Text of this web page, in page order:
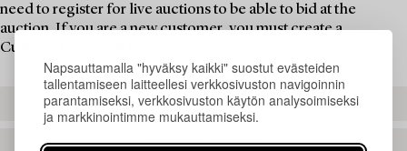
Napsauttamalla "hyväksy kaikki" suostut evästeiden
tallentamiseen laitteellesi verkkosivuston navigoinnin
parantamiseksi, verkkosivuston käytön analysoimiseksi
ja markkinointimme mukauttamiseksi.
need to register for live auctions to be able to bid at the
auction. If you are a new customer, you must create a
Customer Account first.
REGISTER TO BID
CREATE AN ACCOUNT